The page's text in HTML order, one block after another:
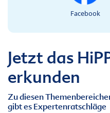
Facebook
Jetzt das
erkunden
Zu diesen
gibt es Expertenratschläge